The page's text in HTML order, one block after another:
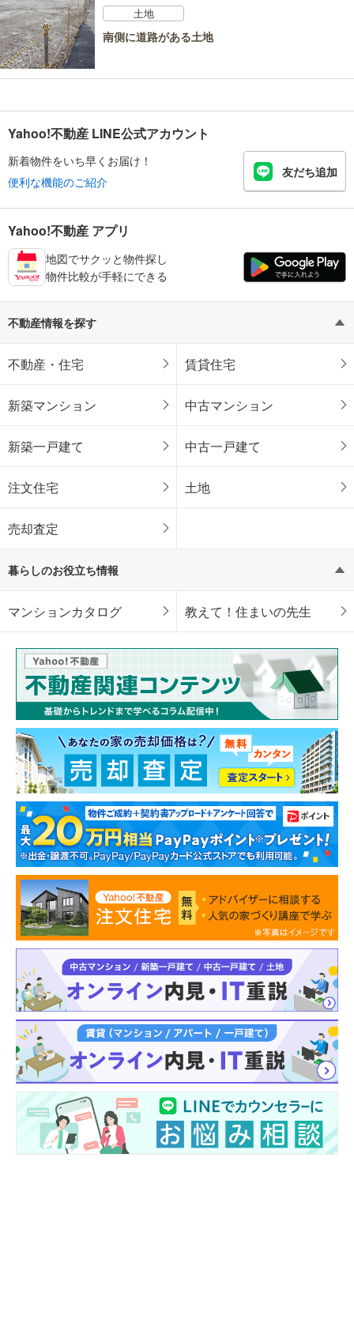
土地
南側に道路がある土地
Yahoo!不動産 LINE公式アカウント
新着物件をいち早くお届け！
便利な機能のご紹介
友だち追加
Yahoo!不動産 アプリ
地図でサクッと物件探し
物件比較が手軽にできる
不動産情報を探す
不動産・住宅 賃貸住宅
新築マンション 中古マンション
新築一戸建て 中古一戸建て
注文住宅 土地
売却査定
暮らしのお役立ち情報
マンションカタログ 教えて！住まいの先生